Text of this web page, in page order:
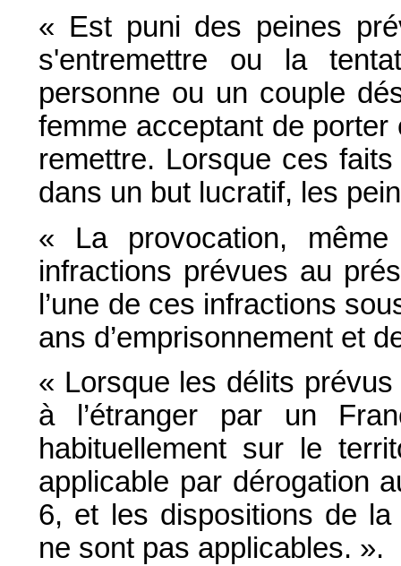
« Est puni des peines
s'entremettre ou la
personne ou un couple
femme acceptant de
remettre. Lorsque ces
dans un but lucratif, les
« La provocation,
infractions prévues au
l’une de ces infractions
ans d’emprisonnement et
« Lorsque les délits
à l’étranger par un
habituellement sur le
applicable par dérogation
6, et les dispositions de la
ne sont pas applicables. ».